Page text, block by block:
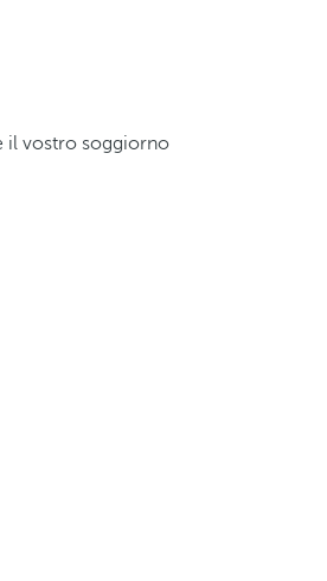
il vostro soggiorno